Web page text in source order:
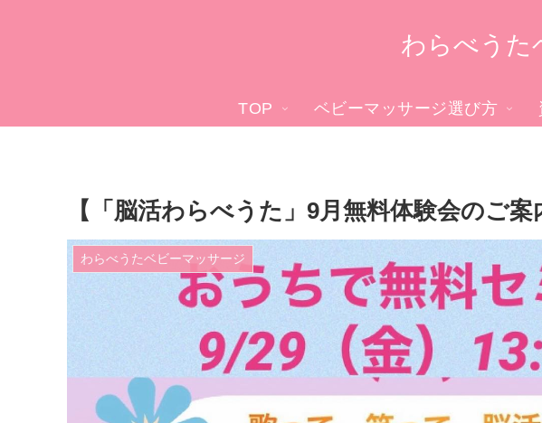
わらべうた
TOP ベビーマッサージ選び方
【「脳活わらべうた」9月無料体験会のご
わらべうたベビーマッサージ